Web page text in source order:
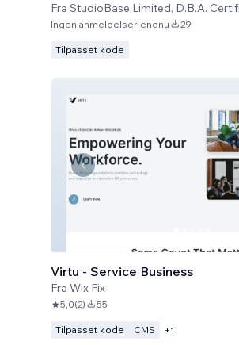
Fra StudioBase Limited, D.B.A.
Ingen anmeldelser endnu 29
Tilpasset kode
Virtu - Service Business
Fra Wix Fix
5,0(2) 55
Tilpasset kode CMS +1